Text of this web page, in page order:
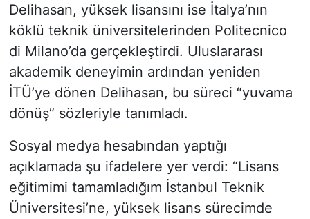
Delihasan, yüksek lisansını ise İtalya’nın
köklü teknik üniversitelerinden Politecnico
di Milano’da gerçekleştirdi. Uluslararası
akademik deneyimin ardından yeniden
İTÜ’ye dönen Delihasan, bu süreci “yuvama
dönüş” sözleriyle tanımladı.
Sosyal medya hesabından yaptığı
açıklamada şu ifadelere yer verdi: “Lisans
eğitimimi tamamladığım İstanbul Teknik
Üniversitesi’ne, yüksek lisans sürecimde